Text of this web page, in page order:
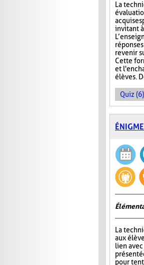
La
acquises
invitant
revenir
Cette
et
élèves.
Quiz (6)
La
aux
lien
pour